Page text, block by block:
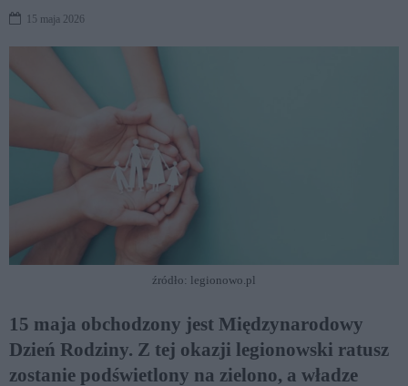
15 maja 2026
źródło: legionowo.pl
15 maja obchodzony jest Międzynarodowy
Dzień Rodziny. Z tej okazji legionowski ratusz
zostanie podświetlony na zielono, a władze